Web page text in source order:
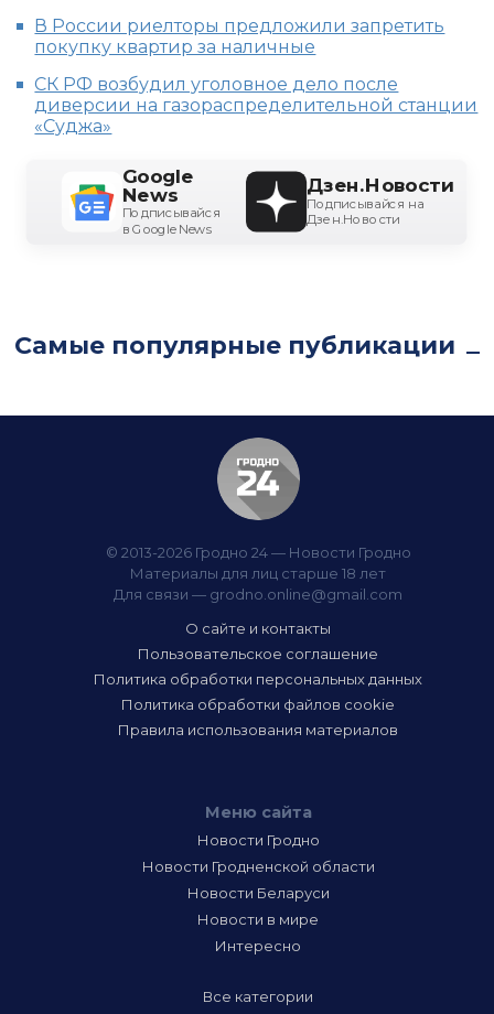
В России риелторы предложили запретить
покупку квартир за наличные
СК РФ возбудил уголовное дело после
диверсии на газораспределительной станции
«Суджа»
Google
News
Подписывайся
в Google News
Дзен.Новости
Подписывайся на
Дзен.Новости
Самые популярные публикации
© 2013-2026 Гродно 24 — Новости Гродно
Материалы для лиц старше 18 лет
Для связи — grodno.online@gmail.com
О сайте и контакты
Пользовательское соглашение
Политика обработки персональных данных
Политика обработки файлов cookie
Правила использования материалов
Меню сайта
Новости Гродно
Новости Гродненской области
Новости Беларуси
Новости в мире
Интересно
Все категории